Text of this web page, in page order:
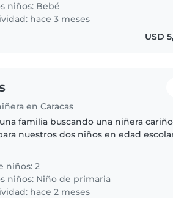
niños: Bebé
hace 3 meses
USD
en Caracas
una familia buscando una niñera
nuestros dos niños en edad
niños: 2
niños: Niño de primaria
hace 2 meses